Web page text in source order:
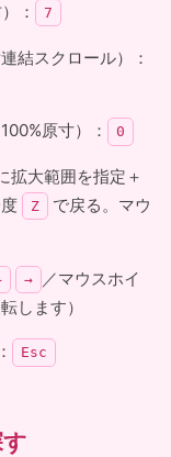
： 7
結スクロール）：
原寸）： 0
拡大範囲を指定＋
Z
で戻る。マウ
→
／マウスホイ
します）
： Esc